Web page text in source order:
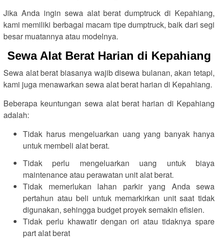
Jika Anda ingin sewa alat berat dumptruck di Kepahiang,
kami memiliki berbagai macam tipe dumptruck, baik dari segi
besar muatannya atau modelnya.
Sewa Alat Berat Harian di Kepahiang
Sewa alat berat biasanya wajib disewa bulanan, akan tetapi,
kami juga menawarkan sewa alat berat harian di Kepahiang.
Beberapa keuntungan sewa alat berat harian di Kepahiang
adalah:
Tidak harus mengeluarkan uang yang banyak hanya
untuk membeli alat berat.
Tidak perlu mengeluarkan uang untuk biaya
maintenance atau perawatan unit alat berat.
Tidak memerlukan lahan parkir yang Anda sewa
pertahun atau beli untuk memarkirkan unit saat tidak
digunakan, sehingga budget proyek semakin efisien.
Tidak perlu khawatir dengan ori atau tidaknya spare
part alat berat